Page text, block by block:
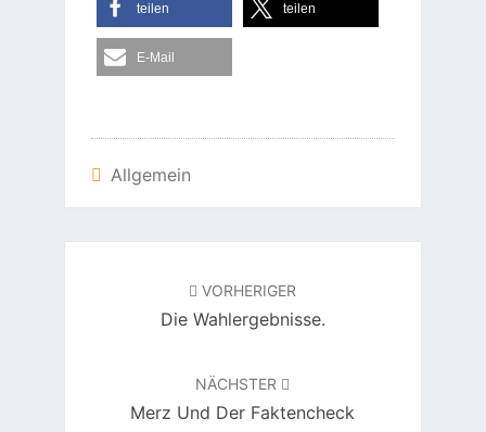
teilen teilen
E-Mail
Allgemein
VORHERIGER
Die Wahlergebnisse.
NÄCHSTER
Merz Und Der Faktencheck